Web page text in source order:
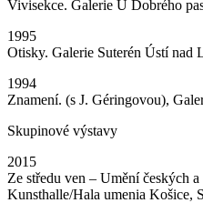
Vivisekce. Galerie U Dobrého
1995
Otisky. Galerie Suterén Ústí nad
1994
Znamení. (s J. Géringovou),
Skupinové výstavy
2015
Ze středu ven – Umění českých
Kunsthalle/Hala umenia Košice,